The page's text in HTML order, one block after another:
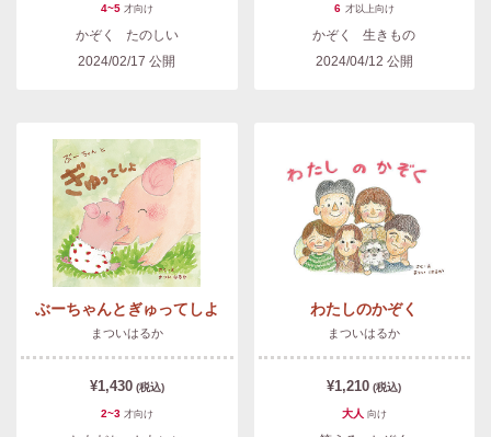
4~5 才向け
かぞく
たのしい
2024/02/17 公開
6 才以上向け
かぞく
生きもの
2024/04/12 公開
ぶーちゃんとぎゅってしよ
まついはるか
¥1,430 (税込)
2~3 才向け
わたしのかぞく
まついはるか
¥1,210 (税込)
大人 向け